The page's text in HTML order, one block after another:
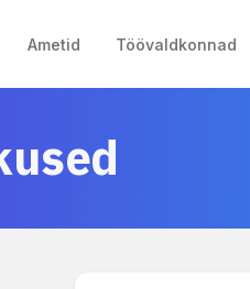
Ametid Töövaldkonnad